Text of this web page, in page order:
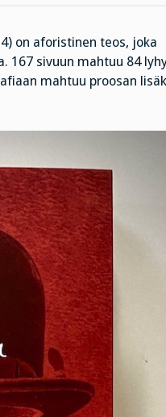
on aforistinen teos, joka
167 sivuun mahtuu 84
mahtuu proosan